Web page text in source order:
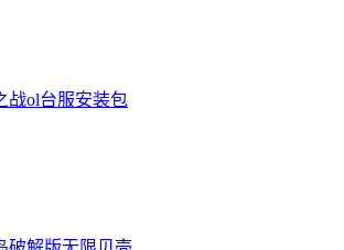
战ol台服安装包